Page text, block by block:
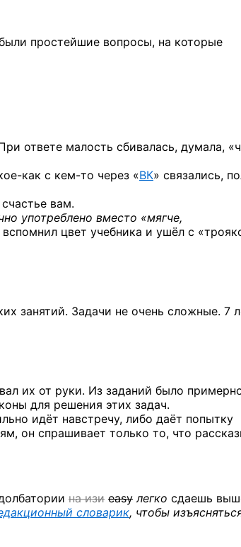
простейшие вопросы, на которые
ответе малость сбивалась, думала,
как с кем-то через «ВК» связались,
вам.
употреблено вместо «мягче,
цвет учебника и ушёл с
занятий. Задачи не очень сложные. 7
их от руки. Из заданий было
для решения этих задач.
идёт навстречу, либо даёт попытку
он спрашивает только то, что
на изи easy легко сдаешь
словарик, чтобы